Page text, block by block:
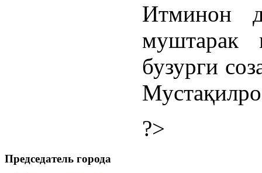
Итминон
муштарак
бузурги
?>
Председатель города